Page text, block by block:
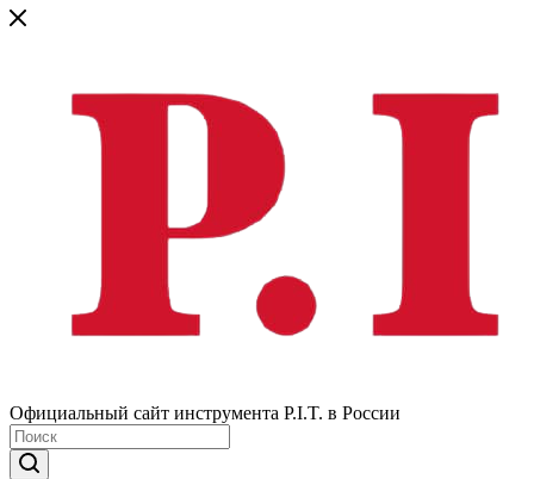
Официальный сайт инструмента P.I.T. в России